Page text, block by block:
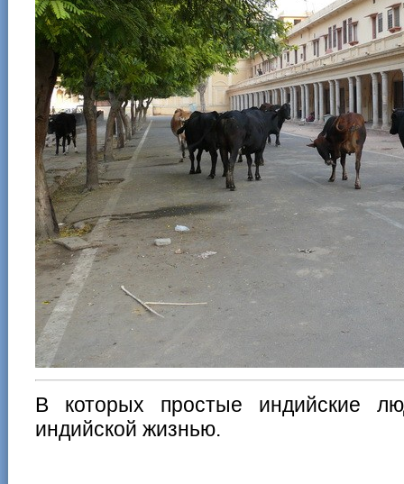
В которых простые индийские
индийской жизнью.